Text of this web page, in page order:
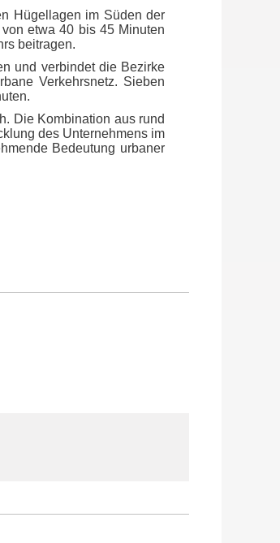
Hügellagen im Süden der
etwa 40 bis 45 Minuten
beitragen.
und verbindet die Bezirke
Verkehrsnetz. Sieben
Die Kombination aus rund
des Unternehmens im
Bedeutung urbaner